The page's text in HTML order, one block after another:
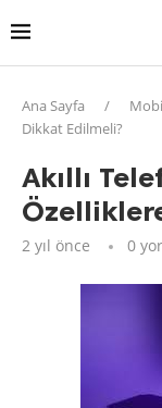
Ana Sayfa /
Dikkat Edilmeli?
Akıllı
2 yıl önce 0